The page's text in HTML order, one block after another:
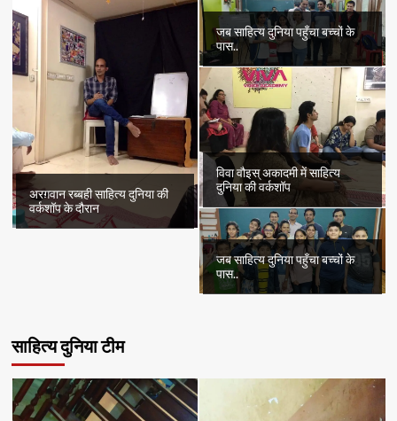
अरग़वान रब्बही साहित्य दुनिया की
वर्कशॉप के दौरान
जब साहित्य दुनिया पहुँचा बच्चों के
पास..
विवा वौइस् अकादमी में साहित्य
दुनिया की वर्कशॉप
जब साहित्य दुनिया पहुँचा बच्चों के
पास..
साहित्य दुनिया टीम